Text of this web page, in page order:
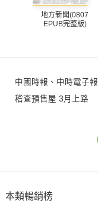
地方新聞(0807
EPUB完整版)
中國時報、中時電子報
稽查預售屋 3月上路
本類暢銷榜